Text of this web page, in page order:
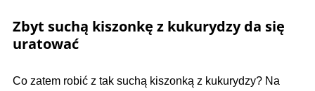
Zbyt suchą kiszonkę z kukurydzy da się
uratować
Co zatem robić z tak suchą kiszonką z kukurydzy? Na